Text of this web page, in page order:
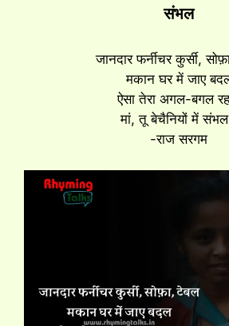
संभल
जानदार फर्नीचर कुर्सी,
मकान घर में जाए
ऐसा तेरा अगल-बगल
मां, तू बेचैनियों में
-राज सरगम